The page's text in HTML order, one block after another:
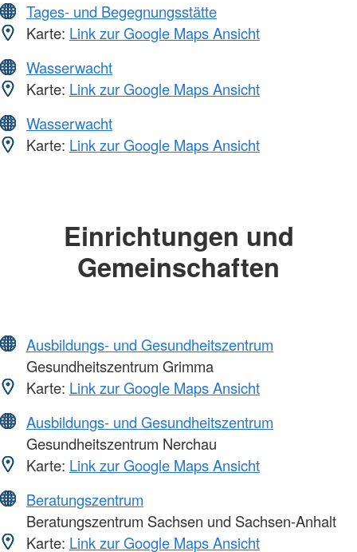
Tages- und Begegnungsstätte
Karte: Link zur Google Maps Ansicht
Wasserwacht
Karte: Link zur Google Maps Ansicht
Wasserwacht
Karte: Link zur Google Maps Ansicht
Einrichtungen und
Gemeinschaften
Ausbildungs- und Gesundheitszentrum
Gesundheitszentrum Grimma
Karte: Link zur Google Maps Ansicht
Ausbildungs- und Gesundheitszentrum
Gesundheitszentrum Nerchau
Karte: Link zur Google Maps Ansicht
Beratungszentrum
Beratungszentrum Sachsen und Sachsen-Anhalt
Karte: Link zur Google Maps Ansicht